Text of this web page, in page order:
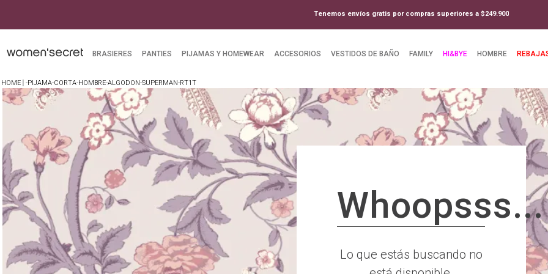
Tenemos envíos gratis por compras superiores a $249.900
BRASIERES PANTIES PIJAMAS Y HOMEWEAR ACCESORIOS VESTIDOS DE BAÑO FAMILY HI&BYE HOMBRE
-PIJAMA-CORTA-HOMBRE-ALGODON-SUPERMAN-RT1T
Whoopsss...
Lo que estás buscando no